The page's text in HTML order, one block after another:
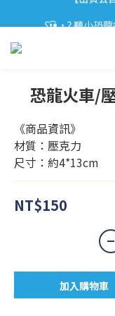
ʕ•͡ᴥ•ʔ 聽小恐
ʕ•͡ᴥ•ʔ 【
恐龍火車/
《商品資訊》
材質：壓克力
尺寸：約4*13cm
NT$150
加入購物車